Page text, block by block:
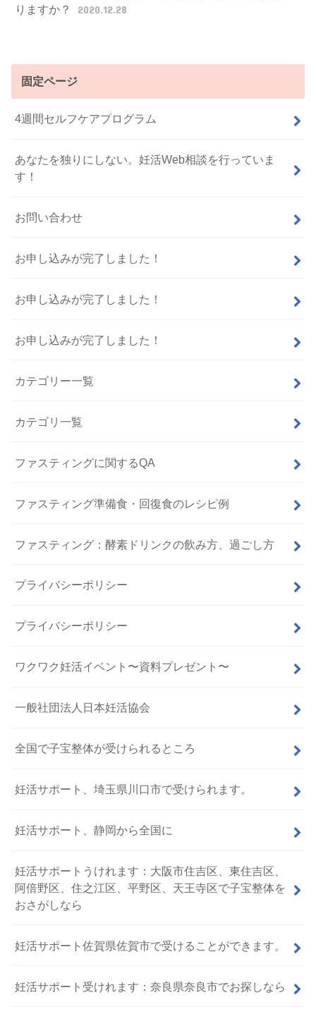
りますか？
2020.12.28
固定ページ
4週間セルフケアプログラム
あなたを独りにしない。妊活Web相談を行っていま
す！
お問い合わせ
お申し込みが完了しました！
お申し込みが完了しました！
お申し込みが完了しました！
カテゴリー一覧
カテゴリ一覧
ファスティングに関するQA
ファスティング準備食・回復食のレシピ例
ファスティング：酵素ドリンクの飲み方、過ごし方
プライバシーポリシー
プライバシーポリシー
ワクワク妊活イベント〜資料プレゼント〜
一般社団法人日本妊活協会
全国で子宝整体が受けられるところ
妊活サポート、埼玉県川口市で受けられます。
妊活サポート、静岡から全国に
妊活サポートうけれます：大阪市住吉区、東住吉区、
阿倍野区、住之江区、平野区、天王寺区で子宝整体を
おさがしなら
妊活サポート佐賀県佐賀市で受けることができます。
妊活サポート受けれます：奈良県奈良市でお探しなら